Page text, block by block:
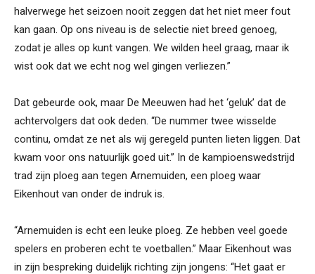
halverwege het seizoen nooit zeggen dat het niet meer fout
kan gaan. Op ons niveau is de selectie niet breed genoeg,
zodat je alles op kunt vangen. We wilden heel graag, maar ik
wist ook dat we echt nog wel gingen verliezen.”
Dat gebeurde ook, maar De Meeuwen had het ‘geluk’ dat de
achtervolgers dat ook deden. “De nummer twee wisselde
continu, omdat ze net als wij geregeld punten lieten liggen. Dat
kwam voor ons natuurlijk goed uit.” In de kampioenswedstrijd
trad zijn ploeg aan tegen Arnemuiden, een ploeg waar
Eikenhout van onder de indruk is.
“Arnemuiden is echt een leuke ploeg. Ze hebben veel goede
spelers en proberen echt te voetballen.” Maar Eikenhout was
in zijn bespreking duidelijk richting zijn jongens: “Het gaat er